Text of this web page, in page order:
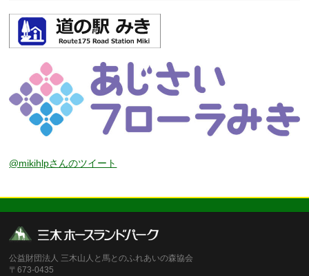
@mikihlpさんのツイート
公益財団法人 三木山人と馬とのふれあいの森協会
〒673-0435